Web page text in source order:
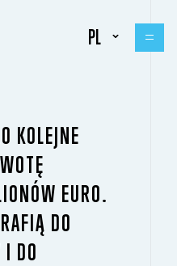
PL
KOLEJNE
EURO.
DO
DO